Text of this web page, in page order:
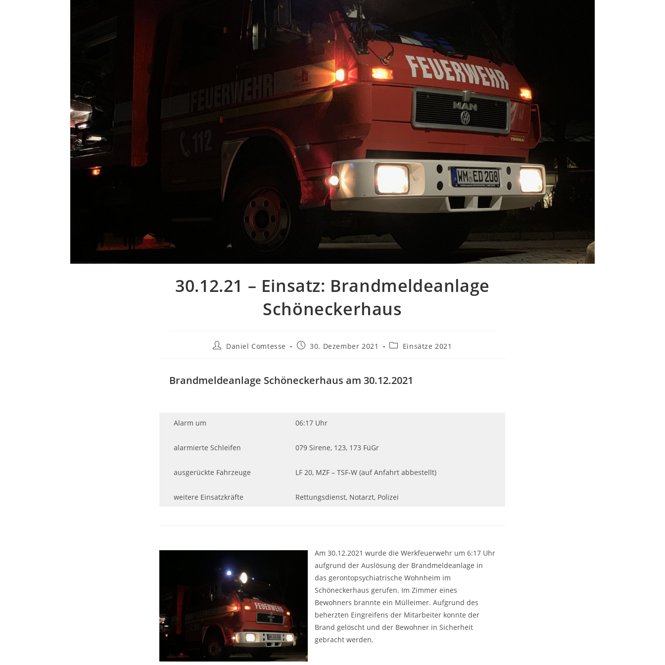
30.12.21 – Einsatz: Brandmeldeanlage
Schöneckerhaus
Beitrags-
Daniel Comtesse
Beitrag30. Dezember 2021
Beitrags-
Einsätze 2021
Brandmeldeanlage Schöneckerhaus am 30.12.2021
Alarm um
alarmierte Schleifen
ausgerückte Fahrzeuge
weitere Einsatzkräfte
06:17 Uhr
079 Sirene, 123, 173 FüGr
LF 20, MZF – TSF-W (auf Anfahrt abbestellt)
Rettungsdienst, Notarzt, Polizei
Am 30.12.2021 wurde die Werkfeuerwehr um 6:17 Uhr
aufgrund der Auslösung der Brandmeldeanlage in
das gerontopsychiatrische Wohnheim im
Schöneckerhaus gerufen. Im Zimmer eines
Bewohners brannte ein Mülleimer. Aufgrund des
beherzten Eingreifens der Mitarbeiter konnte der
Brand gelöscht und der Bewohner in Sicherheit
gebracht werden.